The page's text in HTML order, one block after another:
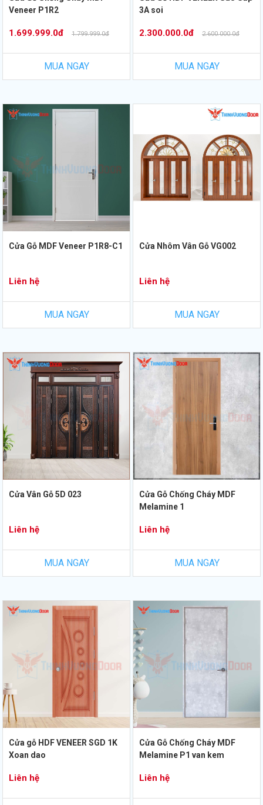
Veneer P1R2
1.699.999.0đ 1.799.999.0đ
MUA NGAY
3A soi
2.300.000.0đ 2.600.000.0đ
MUA NGAY
Cửa Gỗ MDF Veneer P1R8-C1
Liên hệ
MUA NGAY
Cửa Nhôm Vân Gỗ VG002
Liên hệ
MUA NGAY
Cửa Vân Gỗ 5D 023
Liên hệ
MUA NGAY
Cửa Gỗ Chống Cháy MDF
Melamine 1
Liên hệ
MUA NGAY
Cửa gỗ HDF VENEER SGD 1K
Xoan dao
Liên hệ
Cửa Gỗ Chống Cháy MDF
Melamine P1 van kem
Liên hệ